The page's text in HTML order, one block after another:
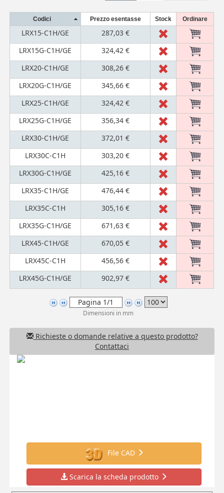
Codici Prezzo esentasse Stock Ordinare
LRX15-C1H/GE
287,03 €
LRX15G-C1H/GE
324,42 €
LRX20-C1H/GE
308,26 €
LRX20G-C1H/GE
345,66 €
LRX25-C1H/GE
324,42 €
LRX25G-C1H/GE
356,34 €
LRX30-C1H/GE
372,01 €
LRX30C-C1H
303,20 €
LRX30G-C1H/GE
425,16 €
LRX35-C1H/GE
476,44 €
LRX35C-C1H
305,16 €
LRX35G-C1H/GE
671,63 €
LRX45-C1H/GE
670,05 €
LRX45C-C1H
456,56 €
LRX45G-C1H/GE
902,97 €
Dimensioni in mm
Richieste o domande relative a questo prodotto?
Contattaci
File CAD
Scarica la scheda prodotto